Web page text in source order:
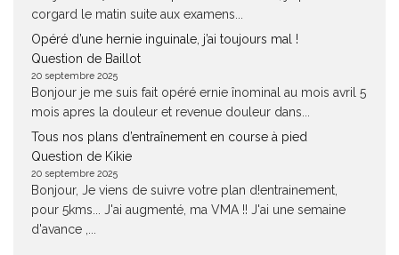
corgard le matin suite aux examens...
Opéré d’une hernie inguinale, j’ai toujours mal !
Question de Baillot
20 septembre 2025
Bonjour je me suis fait opéré ernie înominal au mois avril 5
mois apres la douleur et revenue douleur dans...
Tous nos plans d’entraînement en course à pied
Question de Kikie
20 septembre 2025
Bonjour, Je viens de suivre votre plan d!entrainement,
pour 5kms... J'ai augmenté, ma VMA !! J'ai une semaine
d'avance ,...